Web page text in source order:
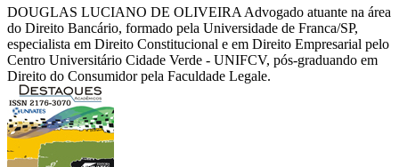
DOUGLAS LUCIANO DE OLIVEIRA Advogado atuante na área
do Direito Bancário, formado pela Universidade de Franca/SP,
especialista em Direito Constitucional e em Direito Empresarial pelo
Centro Universitário Cidade Verde - UNIFCV, pós-graduando em
Direito do Consumidor pela Faculdade Legale.